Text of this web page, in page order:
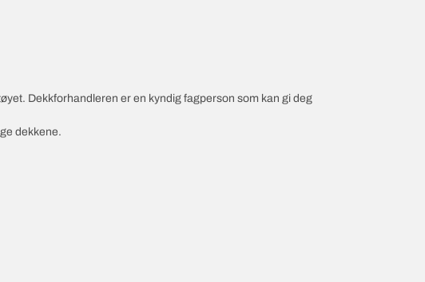
Dekkforhandleren er en kyndig fagperson som kan gi deg
dekkene.